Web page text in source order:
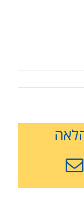
כתובת